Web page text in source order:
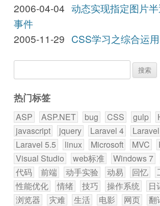
2006-04-04 动态实现指定图片
事件
2005-11-29 CSS学习之综合运用
索：
热门标签
ASP ASP.NET bug CSS gulp
javascript
jquery Laravel 4
Laravel 5.5
linux Microsoft MVC
Visual Studio
web标准 Windows 7
代码
前端 动手实验 动易 回忆
性能优化
情绪 技巧 操作系统 日
浏览器
灾难 生活 电影 网页 翻